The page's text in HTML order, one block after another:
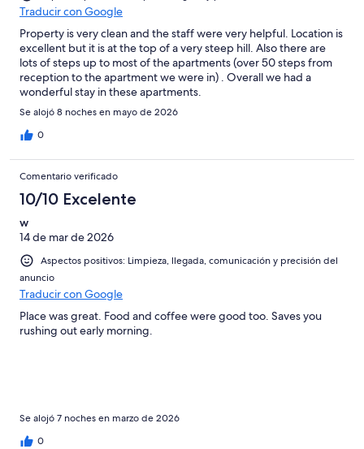
Traducir con Google
Property is very clean and the staff were very helpful. Location is
excellent but it is at the top of a very steep hill. Also there are
lots of steps up to most of the apartments (over 50 steps from
reception to the apartment we were in) . Overall we had a
wonderful stay in these apartments.
Se alojó 8 noches en mayo de 2026
0
Comentario verificado
10/10 Excelente
w
14 de mar de 2026
Aspectos positivos: Limpieza, llegada, comunicación y precisión del
anuncio
Traducir con Google
Place was great. Food and coffee were good too. Saves you
rushing out early morning.
Se alojó 7 noches en marzo de 2026
0